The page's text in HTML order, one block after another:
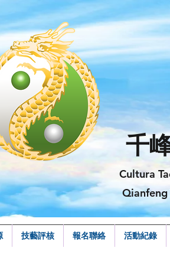
千
Cultura
Qianfeng
技藝評核 報名聯絡 活動紀錄